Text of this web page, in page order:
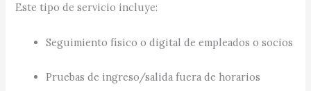
Este tipo de servicio incluye:
Seguimiento físico o digital de empleados o socios
Pruebas de ingreso/salida fuera de horarios